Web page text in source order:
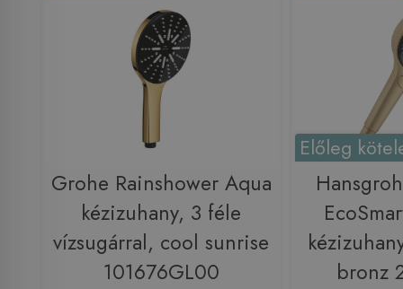
Grohe Rainshower Aqua
kézizuhany, 3 féle
vízsugárral, cool sunrise
101676GL00
Előleg
bronz